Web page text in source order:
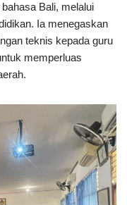
Bali, melalui
Ia menegaskan
teknis kepada guru
memperluas